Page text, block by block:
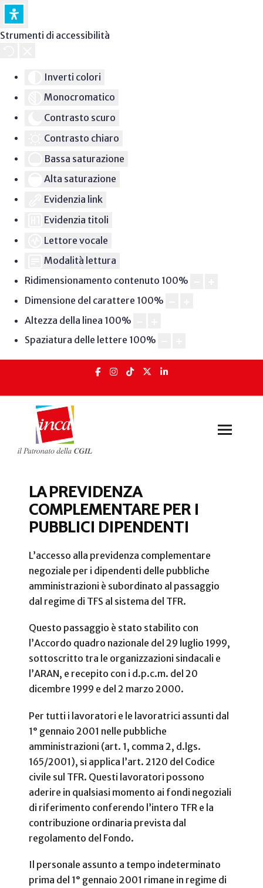
Strumenti di accessibilità
Inverti colori
Monocromatico
Contrasto scuro
Contrasto chiaro
Bassa saturazione
Alta saturazione
Evidenzia link
Evidenzia titoli
Lettore vocale
Modalità lettura
Ridimensionamento contenuto 100%
Dimensione del carattere 100%
Altezza della linea 100%
Spaziatura delle lettere 100%
LA PREVIDENZA
COMPLEMENTARE PER I
PUBBLICI DIPENDENTI
L’accesso alla previdenza complementare
negoziale per i dipendenti delle pubbliche
amministrazioni è subordinato al passaggio
dal regime di TFS al sistema del TFR.
Questo passaggio è stato stabilito con
l’Accordo quadro nazionale del 29 luglio 1999,
sottoscritto tra le organizzazioni sindacali e
l’ARAN, e recepito con i d.p.c.m. del 20
dicembre 1999 e del 2 marzo 2000.
Per tutti i lavoratori e le lavoratrici assunti dal
1° gennaio 2001 nelle pubbliche
amministrazioni (art. 1, comma 2, d.lgs.
165/2001), si applica l’art. 2120 del Codice
civile sul TFR. Questi lavoratori possono
aderire in qualsiasi momento ai fondi negoziali
di riferimento conferendo l’intero TFR e la
contribuzione ordinaria prevista dal
regolamento del Fondo.
Il personale assunto a tempo indeterminato
prima del 1° gennaio 2001 rimane in regime di